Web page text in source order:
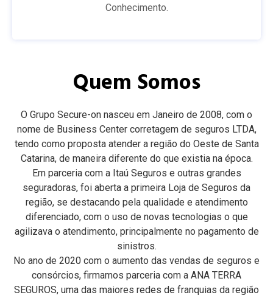
Conhecimento.
Quem Somos
O Grupo Secure-on nasceu em Janeiro de 2008, com o
nome de Business Center corretagem de seguros LTDA,
tendo como proposta atender a região do Oeste de Santa
Catarina, de maneira diferente do que existia na época.
Em parceria com a Itaú Seguros e outras grandes
seguradoras, foi aberta a primeira Loja de Seguros da
região, se destacando pela qualidade e atendimento
diferenciado, com o uso de novas tecnologias o que
agilizava o atendimento, principalmente no pagamento de
sinistros.
No ano de 2020 com o aumento das vendas de seguros e
consórcios, firmamos parceria com a ANA TERRA
SEGUROS, uma das maiores redes de franquias da região